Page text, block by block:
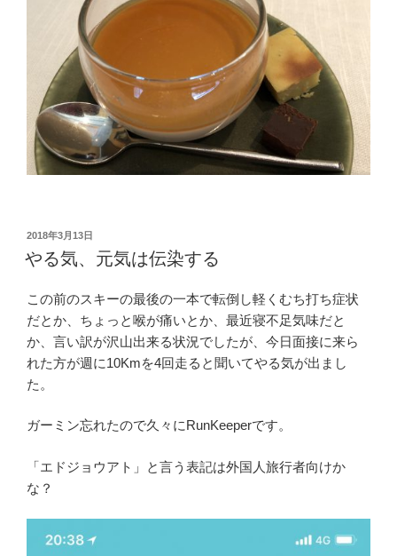
投
稿
日:
2018年3月13日
やる気、元気は伝染する
この前のスキーの最後の一本で転倒し軽くむち打ち症状
だとか、ちょっと喉が痛いとか、最近寝不足気味だと
か、言い訳が沢山出来る状況でしたが、今日面接に来ら
れた方が週に10Kmを4回走ると聞いてやる気が出まし
た。
ガーミン忘れたので久々にRunKeeperです。
「エドジョウアト」と言う表記は外国人旅行者向けか
な？